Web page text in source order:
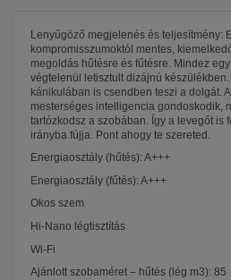
Lenyűgöző megjelenés és teljesítmény:
kompromisszumoktól mentes,
megoldás hűtésre és fűtésre. Mindez
végtelenül letisztult dizájnú
kánikulában is csendben teszi a dolgát.
mesterséges intelligencia gondoskodik,
tartózkodsz a szobában. Így a levegőt is
irányba fújja. Pont ahogy te szereted.
Energiaosztály (hűtés): A+++
Energiaosztály (fűtés): A+++
Okos szem
Hi-Nano légtisztítás
Wi-Fi
Ajánlott szobaméret – hűtés (lég m3): 85